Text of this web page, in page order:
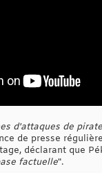
d'attaques de
de presse
déclarant que
factuelle".